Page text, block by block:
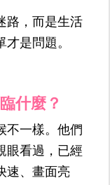
路，而是生活
是問題。
什麼？
不一樣。他們
眼看過，已經
速、畫面亮